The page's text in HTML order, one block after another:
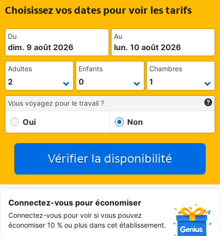
Choisissez vos dates pour voir les tarifs
Du
dim. 9 août 2026
Au
lun. 10 août 2026
Adultes Enfants Chambres
Vous voyagez pour le travail ?
Oui Non
Vérifier la disponibilité
Connectez-vous pour économiser
Connectez-vous pour voir si vous pouvez
économiser 10 % ou plus dans cet établissement.